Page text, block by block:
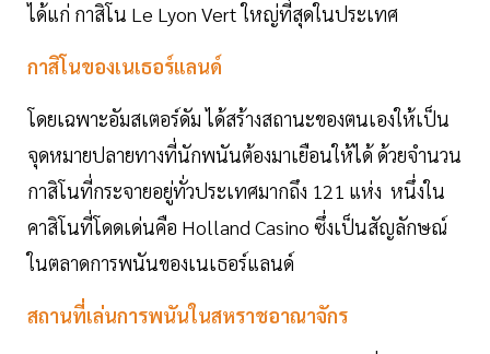
ได้แก่ กาสิโน Le Lyon Vert ใหญ่ที่สุดในประเทศ
กาสิโนของเนเธอร์แลนด์
โดยเฉพาะอัมสเตอร์ดัม ได้สร้างสถานะของตนเองให้เป็น
จุดหมายปลายทางที่นักพนันต้องมาเยือนให้ได้ ด้วยจำนวน
กาสิโนที่กระจายอยู่ทั่วประเทศมากถึง 121 แห่ง หนึ่งใน
คาสิโนที่โดดเด่นคือ Holland Casino ซึ่งเป็นสัญลักษณ์
ในตลาดการพนันของเนเธอร์แลนด์
สถานที่เล่นการพนันในสหราชอาณาจักร